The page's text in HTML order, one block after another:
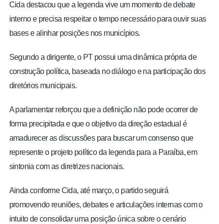
Cida destacou que a legenda vive um momento de debate
interno e precisa respeitar o tempo necessário para ouvir suas
bases e alinhar posições nos municípios.
Segundo a dirigente, o PT possui uma dinâmica própria de
construção política, baseada no diálogo e na participação dos
diretórios municipais.
A parlamentar reforçou que a definição não pode ocorrer de
forma precipitada e que o objetivo da direção estadual é
amadurecer as discussões para buscar um consenso que
represente o projeto político da legenda para a Paraíba, em
sintonia com as diretrizes nacionais.
Ainda conforme Cida, até março, o partido seguirá
promovendo reuniões, debates e articulações internas com o
intuito de consolidar uma posição única sobre o cenário